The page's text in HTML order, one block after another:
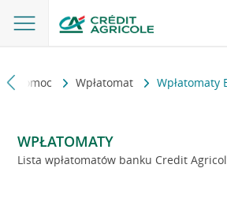
i pomoc Wpłatomat Wpłatomaty
WPŁATOMATY
Lista wpłatomatów banku Credit